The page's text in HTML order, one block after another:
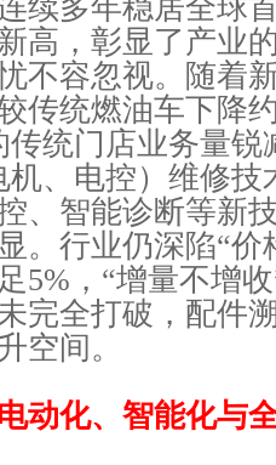
续多年稳居全球
高，彰显了产业
不容忽视。随着
传统燃油车下降
传统门店业务量锐
机、电控）维修
、智能诊断等新
。行业仍深陷“价
5%，“增量不增
完全打破，配件
空间。
动化、智能化与